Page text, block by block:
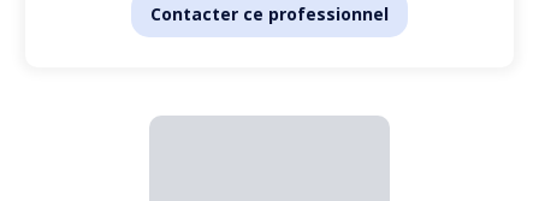
Contacter ce professionnel